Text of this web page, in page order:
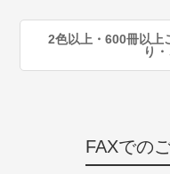
2色以上・600冊以上
り
FAXでの